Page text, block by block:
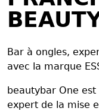
Bar à ongles,
avec la marque
beautybar One
expert de la mise